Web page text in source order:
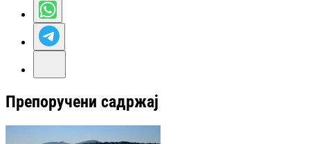
Препоручени садржај